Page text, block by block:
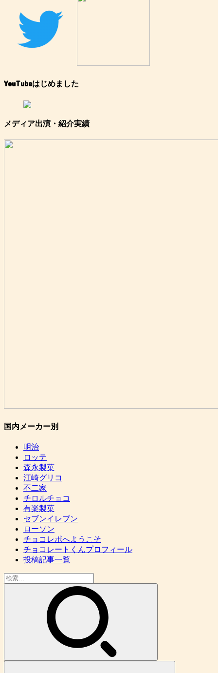
YouTubeはじめました
メディア出演・紹介実績
国内メーカー別
明治
ロッテ
森永製菓
江崎グリコ
不二家
チロルチョコ
有楽製菓
セブンイレブン
ローソン
チョコレポへようこそ
チョコレートくんプロフィール
投稿記事一覧
検
索: